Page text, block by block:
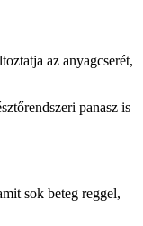
az anyagcserét,
panasz is
sok beteg reggel,